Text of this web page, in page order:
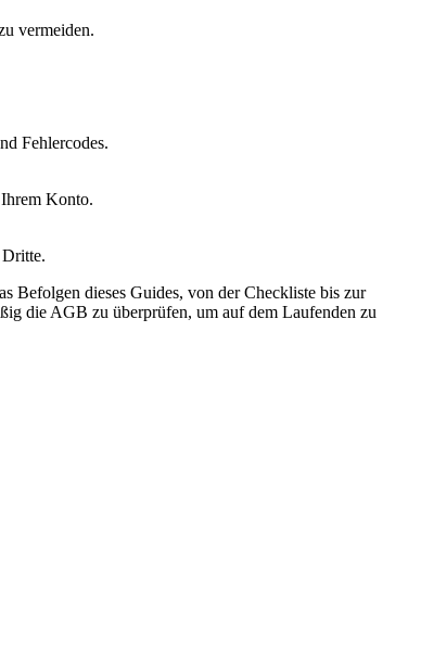
vermeiden.
Fehlercodes.
Konto.
Befolgen dieses Guides, von der Checkliste bis zur
die AGB zu überprüfen, um auf dem Laufenden zu